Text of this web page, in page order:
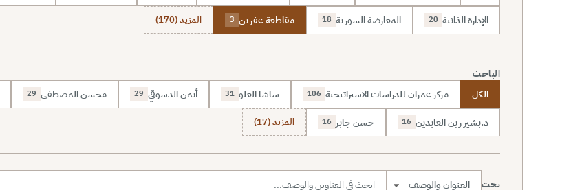
الإدارة الذاتية 20 المعارضة السورية 18 مقاطعة عفرين 3 المزيد (170)
الباحث
الكل مركز عمران للدراسات الاستراتيجية 106 ساشا العلو 31 أيمن الدسوقي 29 محسن المصطفى 29
د.بشير زين العابدين 16 حسن جابر 16 المزيد (17)
بحث